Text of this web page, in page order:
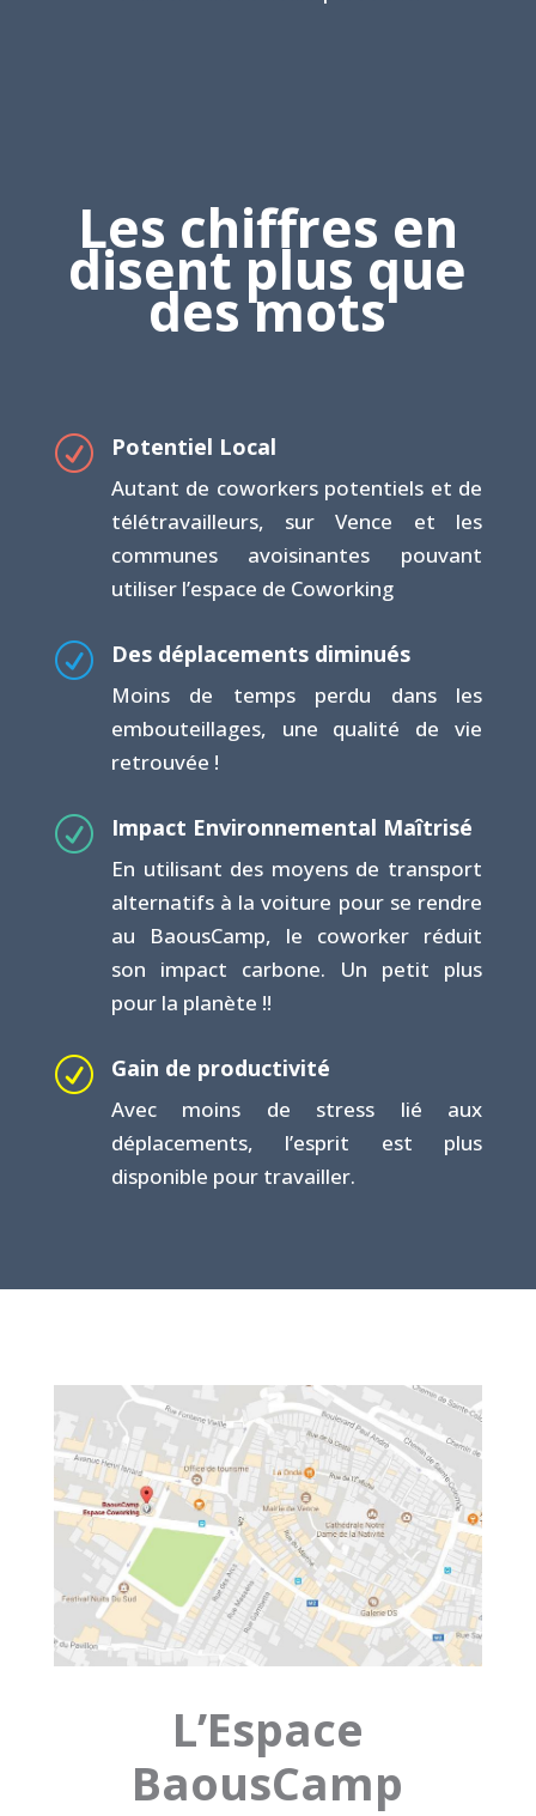
Les chiffres en
disent plus que
des mots
R Potentiel Local
Autant de coworkers potentiels et de
télétravailleurs, sur Vence et les
communes avoisinantes pouvant
utiliser l’espace de Coworking
R Des déplacements diminués
Moins de temps perdu dans les
embouteillages, une qualité de vie
retrouvée !
R Impact Environnemental Maîtrisé
En utilisant des moyens de transport
alternatifs à la voiture pour se rendre
au BaousCamp, le coworker réduit
son impact carbone. Un petit plus
pour la planète !!
R Gain de productivité
Avec moins de stress lié aux
déplacements, l’esprit est plus
disponible pour travailler.
L’Espace
BaousCamp